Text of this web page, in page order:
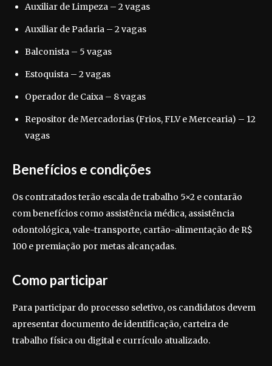
Auxiliar de Limpeza – 2 vagas
Auxiliar de Padaria – 2 vagas
Balconista – 5 vagas
Estoquista – 2 vagas
Operador de Caixa – 8 vagas
Repositor de Mercadorias (Frios, FLV e Mercearia) – 12
vagas
Benefícios e condições
Os contratados terão escala de trabalho 5×2 e contarão
com benefícios como assistência médica, assistência
odontológica, vale-transporte, cartão-alimentação de R$
100 e premiação por metas alcançadas.
Como participar
Para participar do processo seletivo, os candidatos devem
apresentar documento de identificação, carteira de
trabalho física ou digital e currículo atualizado.